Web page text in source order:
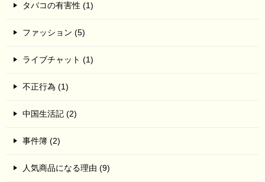
タバコの有害性 (1)
ファッション (5)
ライブチャット (1)
不正行為 (1)
中国生活記 (2)
事件簿 (2)
人気商品になる理由 (9)